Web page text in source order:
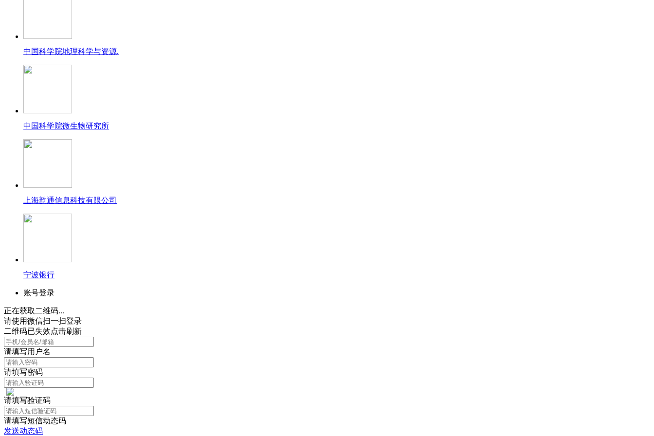
中国科学院地理科学与资源.
中国科学院微生物研究所
上海韵通信息科技有限公司
宁波银行
账号登录
正在获取二维码...
请使用微信扫一扫登录
二维码已失效点击刷新
请填写用户名
请填写密码
请填写验证码
请填写短信动态码
发送动态码